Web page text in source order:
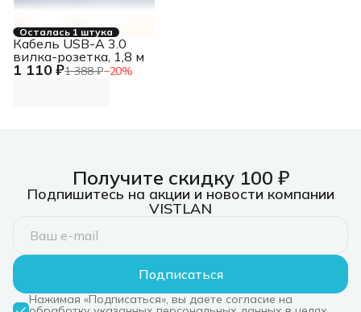
Осталась 1 штука
1 110 ₽1 388 ₽−20%
Кабель USB-A 3.0
вилка-розетка, 1,8 м
Получите скидку 100 ₽
Подпишитесь на акции и новости компании
VISTLAN
Подписаться
Нажимая «Подписаться», вы даете согласие на